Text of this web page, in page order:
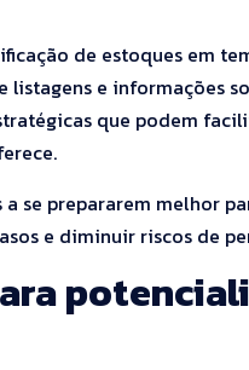
de estoques em
e informações
que podem
a se prepararem melhor
e diminuir riscos de